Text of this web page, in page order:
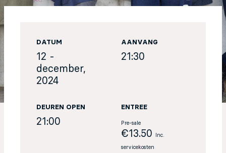
DATUM
12 -
december,
2024
AANVANG
21:30
DEUREN OPEN
21:00
ENTREE
Pre-sale
€13.50 Inc.
servicekosten